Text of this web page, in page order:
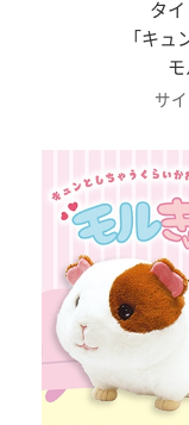
タ
「キュ
モ
サ